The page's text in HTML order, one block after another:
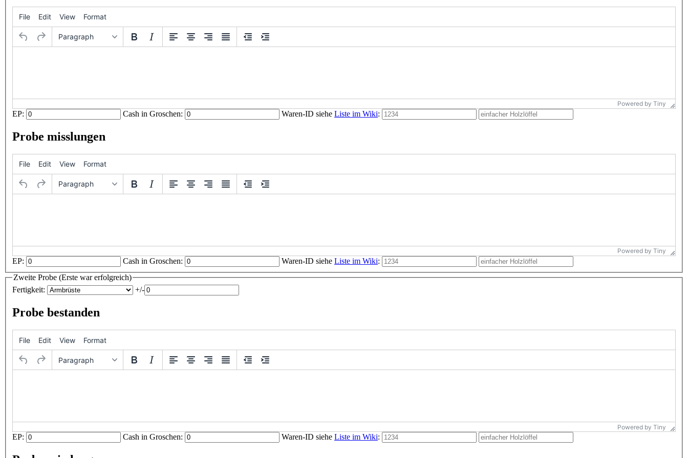
File Edit View Format
Paragraph
Powered by Tiny
EP: Cash in Groschen: Waren-ID siehe Liste im Wiki:
Probe misslungen
File Edit View Format
Paragraph
Powered by Tiny
EP: Cash in Groschen: Waren-ID siehe Liste im Wiki:
Zweite Probe (Erste war erfolgreich)
Fertigkeit:
+/-
Probe bestanden
File Edit View Format
Paragraph
Powered by Tiny
EP: Cash in Groschen: Waren-ID siehe Liste im Wiki: